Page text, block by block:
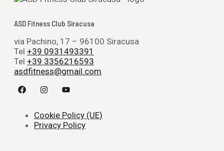
ASD Fitness Club Siracusa
via Pachino, 17 – 96100 Siracusa
Tel +39 0931493391
Tel +39 3356216593
asdfitness@gmail.com
Cookie Policy (UE)
Privacy Policy